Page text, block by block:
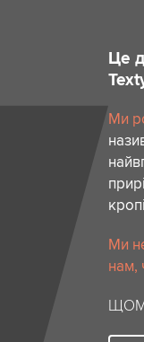
Це
Ми
Ми
нам,